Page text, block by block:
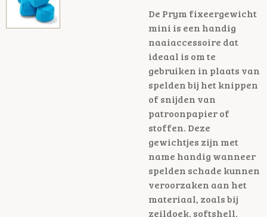
De Prym fixeergewicht
mini is een handig
naaiaccessoire dat
ideaal is om te
gebruiken in plaats van
spelden bij het knippen
of snijden van
patroonpapier of
stoffen. Deze
gewichtjes zijn met
name handig wanneer
spelden schade kunnen
veroorzaken aan het
materiaal, zoals bij
zeildoek, softshell,